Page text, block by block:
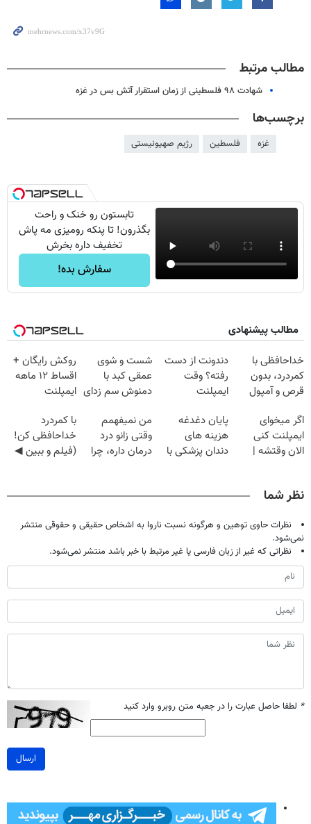
مطالب مرتبط
شهادت ۹۸ فلسطینی از زمان استقرار آتش بس در غزه
برچسب‌ها
غزه فلسطین رژیم صهیونیستی
تابستون رو خنک و راحت
بگذرون! تا پنکه رومیزی مه پاش
تخفیف داره بخرش
سفارش بده!
مطالب پیشنهادی
خداحافظی با
کمردرد، بدون
قرص و آمپول
دندونت از دست
رفته؟ وقت
ایمپلنت
شست و شوی
عمقی کبد با
دمنوش سم زدای
روکش رایگان +
اقساط ۱۲ ماهه
ایمپلنت
اگر میخوای
ایمپلنت کنی
الان وقتشه |
پایان دغدغه
هزینه های
دندان پزشکی با
من نمیفهمم
وقتی زانو درد
درمان داره، چرا
با کمردرد
خداحافظی کن!
(فیلم و ببین ◀
نظر شما
نظرات حاوی توهین و هرگونه نسبت ناروا به اشخاص حقیقی و حقوقی منتشر
نمی‌شود.
نظراتی که غیر از زبان فارسی یا غیر مرتبط با خبر باشد منتشر نمی‌شود.
* لطفا حاصل عبارت را در جعبه متن روبرو وارد کنید
ارسال